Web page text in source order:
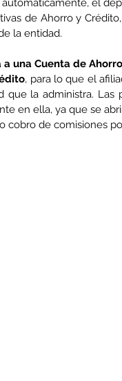
el
de Ahorro y
la entidad.
una Cuenta de
, para lo que el
la administra. Las
en ella, ya que se
cobro de comisiones